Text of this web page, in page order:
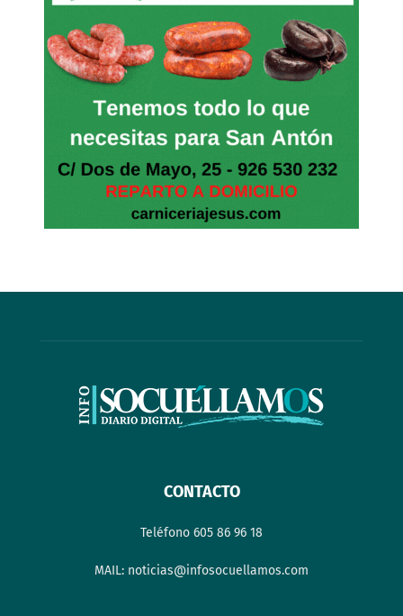
CONTACTO
Teléfono 605 86 96 18
MAIL: noticias@infosocuellamos.com